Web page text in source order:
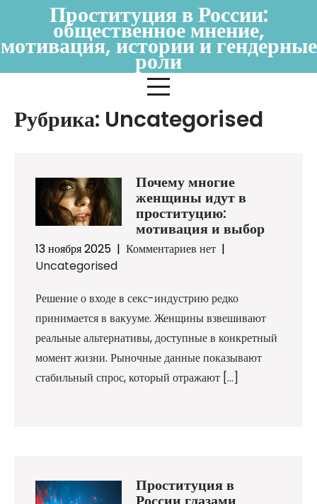
содержимому
Проституция в России:
общественное мнение,
мотивация, истории и гендерные
роли
Рубрика: Uncategorised
Почему многие
женщины идут в
проституцию:
мотивация и выбор
13 ноября 2025 | Комментариев нет |
Uncategorised
Решение о входе в секс-индустрию редко
принимается в вакууме. Женщины взвешивают
реальные альтернативы, доступные в конкретный
момент жизни. Рыночные данные показывают
стабильный спрос, который отражают […]
Проституция в